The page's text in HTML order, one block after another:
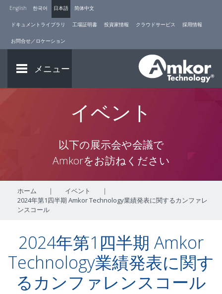
English 한국어 日本語 简体中文
ドキュメントライブラリ 工場証明書 投資家情報 クラウドサービス 採用情報
お問合せ／ロケーション
メニュー
イベント
以下の展示会や会議で
Amkorをお訪ねください
ホーム | イベント
|
2024年第1四半期 Amkor Technology業績発表に関するカンファレ
ンスコール
2024年第1四半期 Amkor
Technology業績発表に関す
るカンファレンスコール